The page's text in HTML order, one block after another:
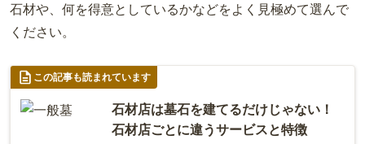
石材や、何を得意としているかなどをよく見極めて選んで
ください。
この記事も読まれています
石材店は墓石を建てるだけじゃない！
石材店ごとに違うサービスと特徴